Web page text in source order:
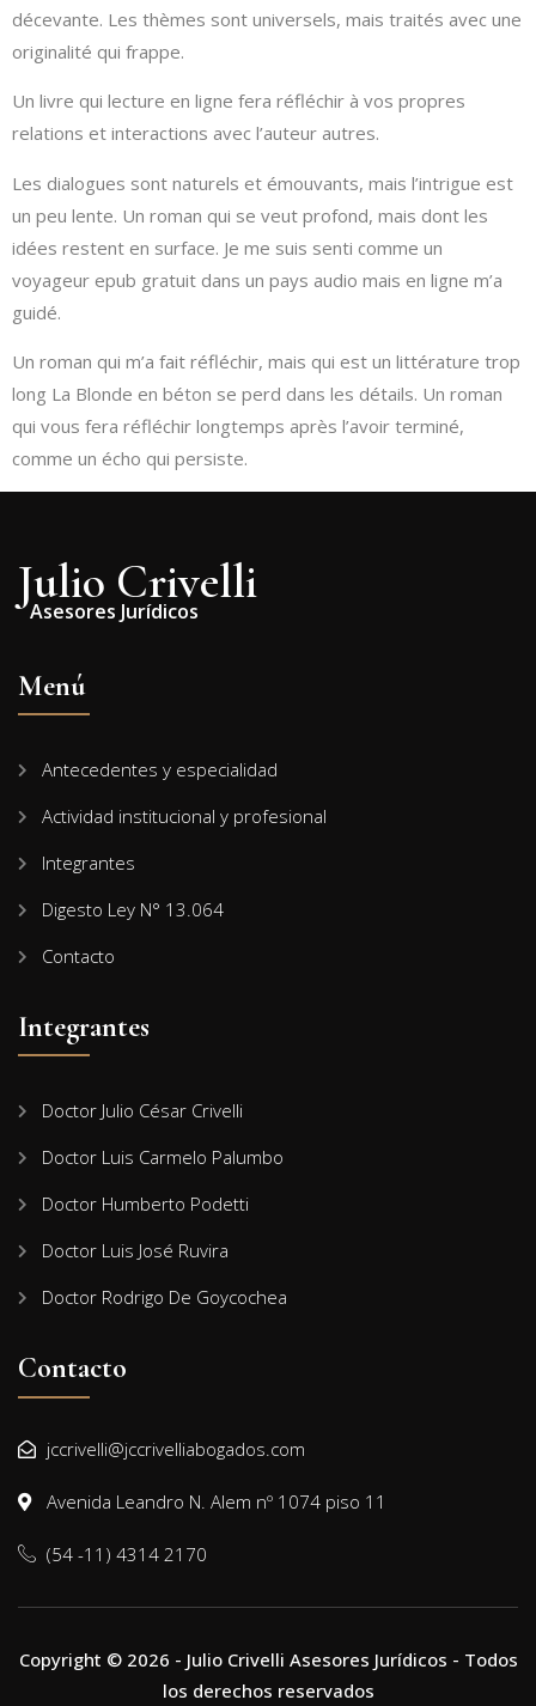
décevante. Les thèmes sont universels, mais traités avec une
originalité qui frappe.
Un livre qui lecture en ligne fera réfléchir à vos propres
relations et interactions avec l’auteur autres.
Les dialogues sont naturels et émouvants, mais l’intrigue est
un peu lente. Un roman qui se veut profond, mais dont les
idées restent en surface. Je me suis senti comme un
voyageur epub gratuit dans un pays audio mais en ligne m’a
guidé.
Un roman qui m’a fait réfléchir, mais qui est un littérature trop
long La Blonde en béton se perd dans les détails. Un roman
qui vous fera réfléchir longtemps après l’avoir terminé,
comme un écho qui persiste.
Julio Crivelli
Asesores Jurídicos
Menú
Antecedentes y especialidad
Actividad institucional y profesional
Integrantes
Digesto Ley N° 13.064
Contacto
Integrantes
Doctor Julio César Crivelli
Doctor Luis Carmelo Palumbo
Doctor Humberto Podetti
Doctor Luis José Ruvira
Doctor Rodrigo De Goycochea
Contacto
jccrivelli@jccrivelliabogados.com
Avenida Leandro N. Alem nº 1074 piso 11
(54 -11) 4314 2170
Copyright © 2026 - Julio Crivelli Asesores Jurídicos - Todos
los derechos reservados